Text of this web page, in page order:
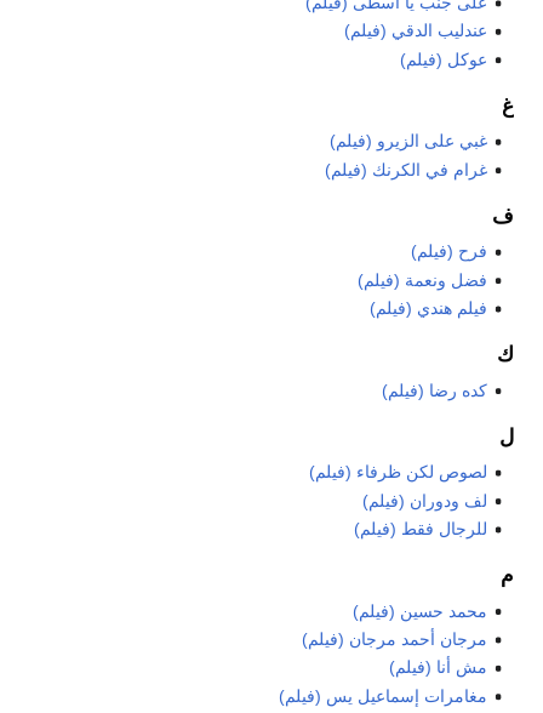
عندليب الدقي (فيلم)
عوكل (فيلم)
غ
غبي على الزيرو (فيلم)
غرام في الكرنك (فيلم)
ف
فرح (فيلم)
فضل ونعمة (فيلم)
فيلم هندي (فيلم)
ك
كده رضا (فيلم)
ل
لصوص لكن ظرفاء (فيلم)
لف ودوران (فيلم)
للرجال فقط (فيلم)
م
محمد حسين (فيلم)
مرجان أحمد مرجان (فيلم)
مش أنا (فيلم)
مغامرات إسماعيل يس (فيلم)